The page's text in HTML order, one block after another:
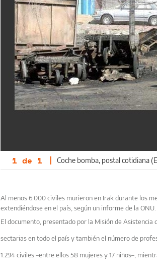
1 de 1 | Coche bomba, postal cotidiana
Al menos 6.000 civiles murieron en Irak durante los
extendiéndose en el país, según un informe de la ONU.
El documento, presentado por la Misión de
sectarias en todo el país y también el número de
1.294 civiles –entre ellos 58 mujeres y 17 niños–,